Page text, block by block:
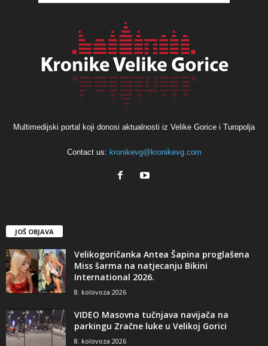
Multimedijski portal koji donosi aktualnosti iz Velike Gorice i Turopolja
Contact us: kronikevg@kronikevg.com
JOŠ OBJAVA
Velikogoričanka Antea Šapina proglašena
Miss šarma na natjecanju Bikini
International 2026.
8. kolovoza 2026
VIDEO Masovna tučnjava navijača na
parkingu Zračne luke u Velikoj Gorici
8. kolovoza 2026